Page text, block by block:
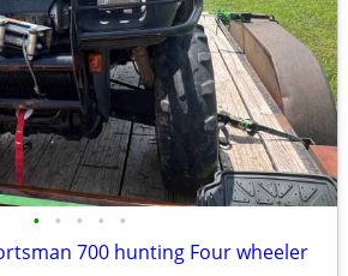
• • • • •
700 hunting Four wheeler